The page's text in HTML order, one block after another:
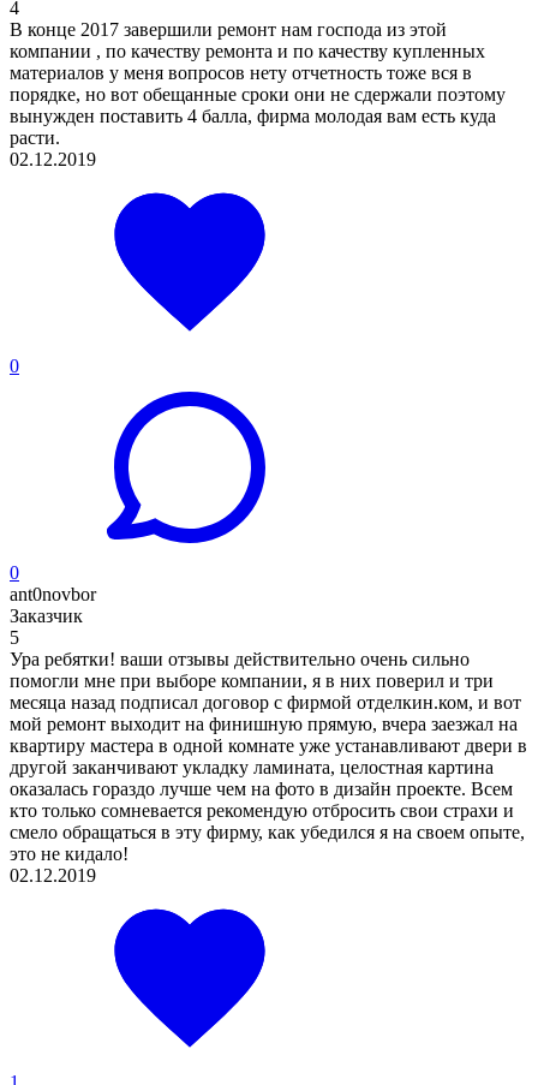
4
В конце 2017 завершили ремонт нам господа из этой
компании , по качеству ремонта и по качеству купленных
материалов у меня вопросов нету отчетность тоже вся в
порядке, но вот обещанные сроки они не сдержали поэтому
вынужден поставить 4 балла, фирма молодая вам есть куда
расти.
02.12.2019
0
0
ant0novbor
Заказчик
5
Ура ребятки! ваши отзывы действительно очень сильно
помогли мне при выборе компании, я в них поверил и три
месяца назад подписал договор с фирмой отделкин.ком, и вот
мой ремонт выходит на финишную прямую, вчера заезжал на
квартиру мастера в одной комнате уже устанавливают двери в
другой заканчивают укладку ламината, целостная картина
оказалась гораздо лучше чем на фото в дизайн проекте. Всем
кто только сомневается рекомендую отбросить свои страхи и
смело обращаться в эту фирму, как убедился я на своем опыте,
это не кидало!
02.12.2019